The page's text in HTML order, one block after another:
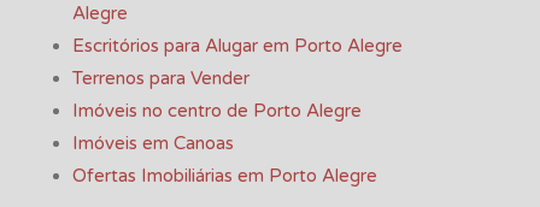
Alegre
Escritórios para Alugar em Porto Alegre
Terrenos para Vender
Imóveis no centro de Porto Alegre
Imóveis em Canoas
Ofertas Imobiliárias em Porto Alegre